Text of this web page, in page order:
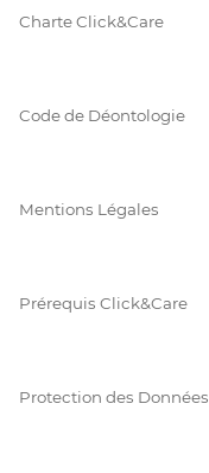
Charte Click&Care
Code de Déontologie
Mentions Légales
Prérequis Click&Care
Protection des Données